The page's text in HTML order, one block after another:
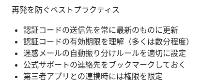
再発を防ぐベストプラクティス
認証コードの送信先を常に最新のものに更新
認証コードの有効期限を理解（多くは数分程度）
迷惑メールの自動振り分けルールを適切に設定
公式サポートの連絡先をブックマークしておく
第三者アプリとの連携時には権限を限定